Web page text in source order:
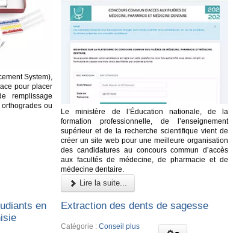
System),
pour placer
remplissage
ou
Le ministère de l’Éducation nationale, de la
formation professionnelle, de l’enseignement
supérieur et de la recherche scientifique vient de
créer un site web pour une meilleure organisation
des candidatures au concours commun d’accès
aux facultés de médecine, de pharmacie et de
médecine dentaire.
Lire la suite...
en
Extraction des dents de sagesse
Catégorie :Conseil plus